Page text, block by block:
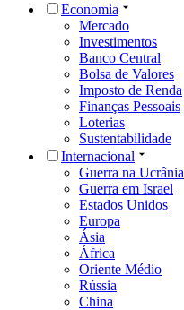
Economia
Mercado
Investimentos
Banco Central
Bolsa de Valores
Imposto de Renda
Finanças Pessoais
Loterias
Sustentabilidade
Internacional
Guerra na Ucrânia
Guerra em Israel
Estados Unidos
Europa
Ásia
África
Oriente Médio
Rússia
China